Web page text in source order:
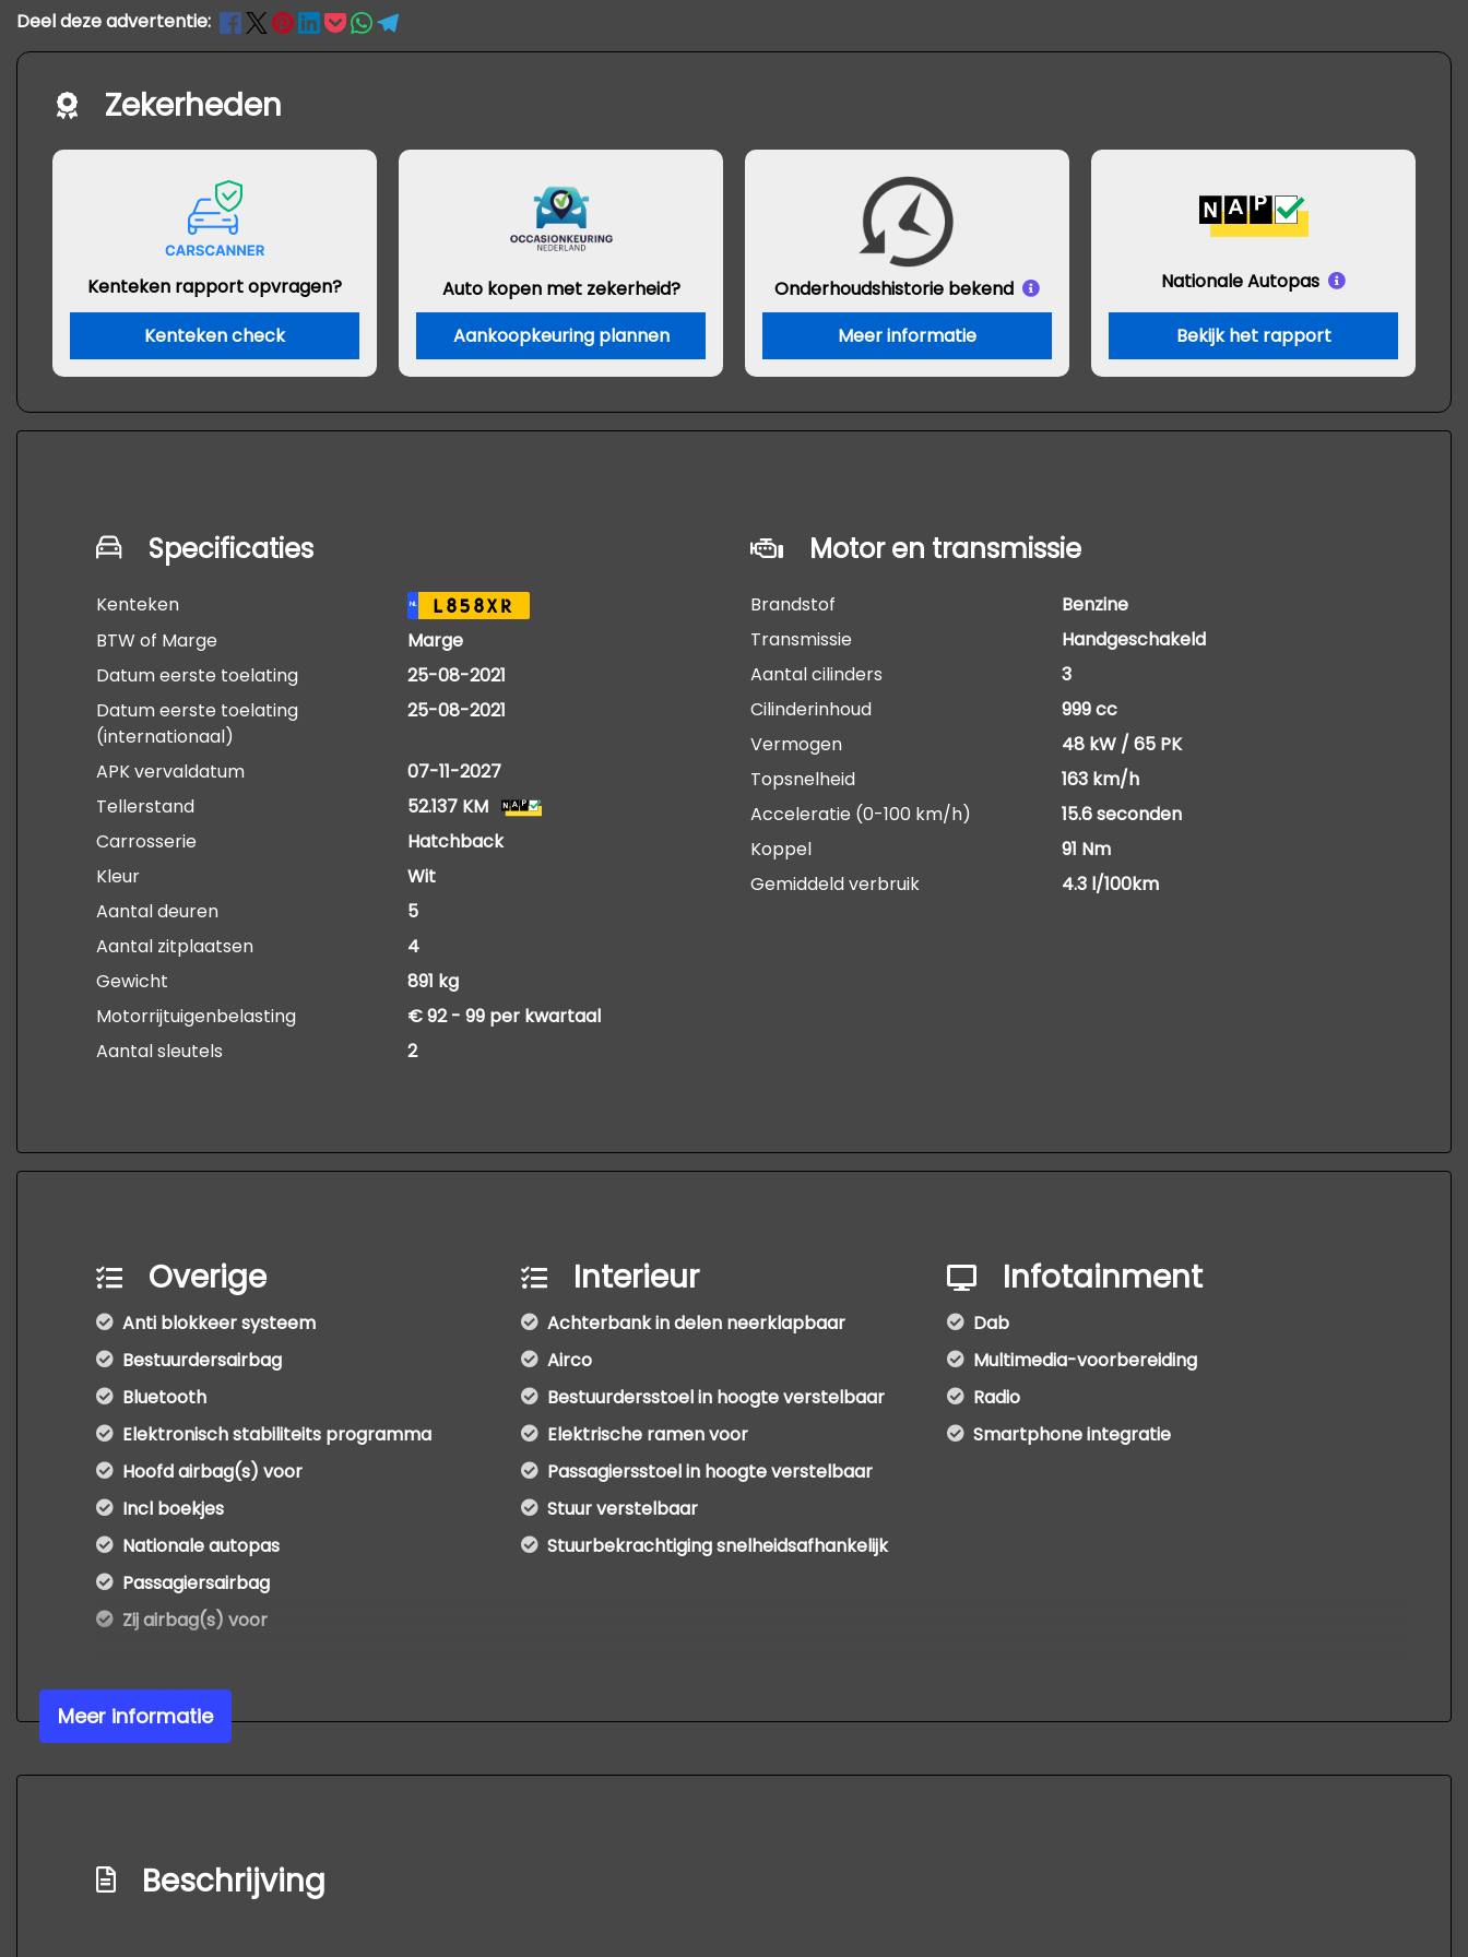
Deel deze advertentie:
Zekerheden
Kenteken rapport opvragen?
Kenteken check
Auto kopen met zekerheid?
Aankoopkeuring plannen
Onderhoudshistorie bekend
Meer informatie
Nationale Autopas
Bekijk het rapport
Specificaties
Kenteken NL L858XR
BTW of Marge
Marge
Datum eerste toelating
25-08-2021
Datum eerste toelating
(internationaal)
25-08-2021
APK vervaldatum
07-11-2027
Tellerstand
52.137 KM
Carrosserie
Hatchback
Kleur
Wit
Aantal deuren
5
Aantal zitplaatsen
4
Gewicht
891 kg
Motorrijtuigenbelasting
€ 92 - 99 per kwartaal
Aantal sleutels
2
Motor en transmissie
Brandstof
Benzine
Transmissie
Handgeschakeld
Aantal cilinders
3
Cilinderinhoud
999 cc
Vermogen
48 kW / 65 PK
Topsnelheid
163 km/h
Acceleratie (0-100 km/h)
15.6 seconden
Koppel
91 Nm
Gemiddeld verbruik
4.3 l/100km
Overige
Anti blokkeer systeem
Bestuurdersairbag
Bluetooth
Elektronisch stabiliteits programma
Hoofd airbag(s) voor
Incl boekjes
Nationale autopas
Passagiersairbag
Zij airbag(s) voor
Interieur
Achterbank in delen neerklapbaar
Airco
Bestuurdersstoel in hoogte verstelbaar
Elektrische ramen voor
Passagiersstoel in hoogte verstelbaar
Stuur verstelbaar
Stuurbekrachtiging snelheidsafhankelijk
Infotainment
Dab
Multimedia-voorbereiding
Radio
Smartphone integratie
Meer informatie
Beschrijving